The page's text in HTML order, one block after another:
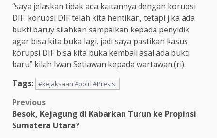
“saya jelaskan tidak ada kaitannya dengan korupsi
DIF. korupsi DIF telah kita hentikan, tetapi jika ada
bukti baruy silahkan sampaikan kepada penyidik
agar bisa kita buka lagi. jadi saya pastikan kasus
korupsi DIF bisa kita buka kembali asal ada bukti
baru” kilah Iwan Setiawan kepada wartawan.(ri).
Tags: #kejaksaan #polri #Presisi
Post
navigation
Previous
Besok, Kejagung di Kabarkan Turun ke Propinsi
Sumatera Utara?